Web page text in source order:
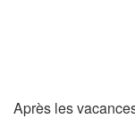
Après les